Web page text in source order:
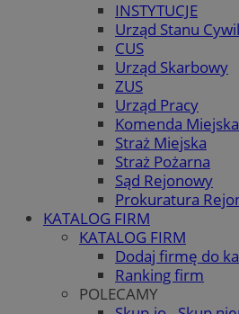
INSTYTUCJE
Urząd Stanu
CUS
Urząd Skarbowy
ZUS
Urząd Pracy
Komenda
Straż Miejska
Straż Pożarna
Sąd Rejonowy
Prokuratura
KATALOG FIRM
KATALOG FIRM
Dodaj firmę do
Ranking firm
POLECAMY